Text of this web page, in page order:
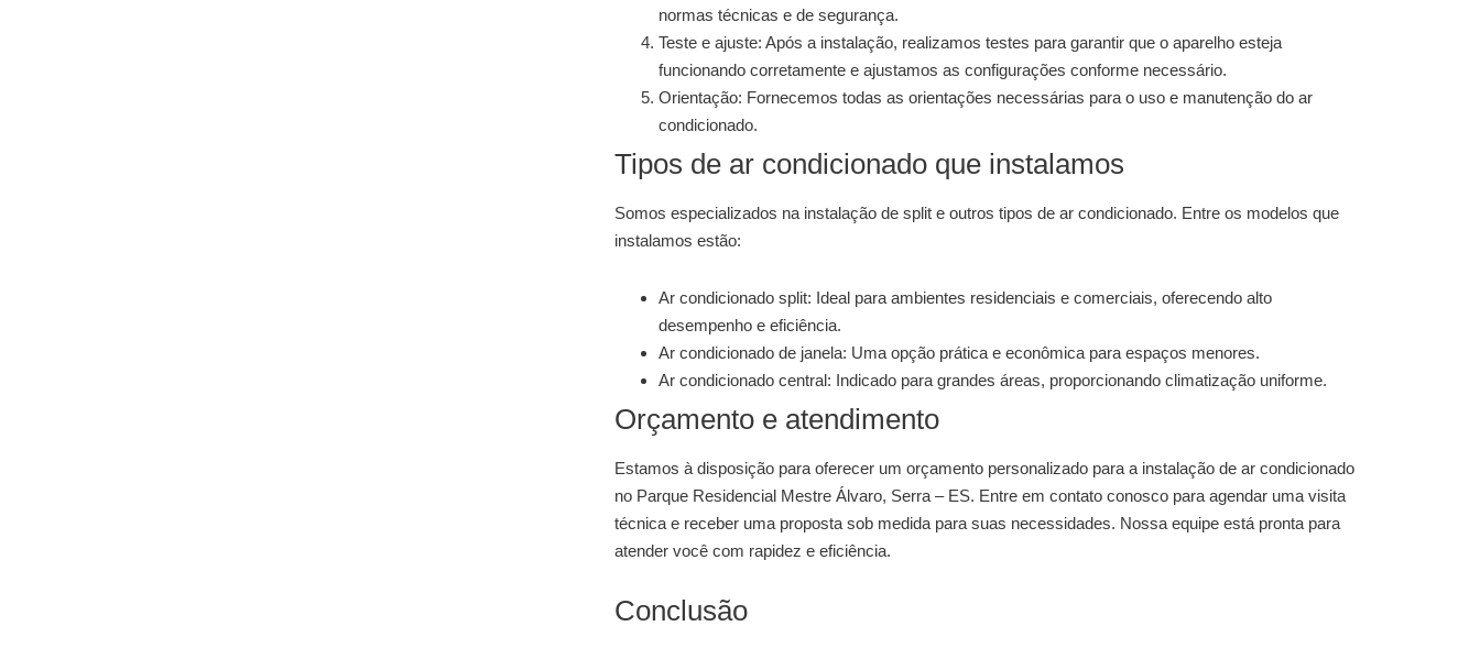
normas técnicas e de segurança.
Teste e ajuste: Após a instalação, realizamos testes para garantir que o aparelho esteja
funcionando corretamente e ajustamos as configurações conforme necessário.
Orientação: Fornecemos todas as orientações necessárias para o uso e manutenção do ar
condicionado.
Tipos de ar condicionado que instalamos
Somos especializados na instalação de split e outros tipos de ar condicionado. Entre os modelos que
instalamos estão:
Ar condicionado split: Ideal para ambientes residenciais e comerciais, oferecendo alto
desempenho e eficiência.
Ar condicionado de janela: Uma opção prática e econômica para espaços menores.
Ar condicionado central: Indicado para grandes áreas, proporcionando climatização uniforme.
Orçamento e atendimento
Estamos à disposição para oferecer um orçamento personalizado para a instalação de ar condicionado
no Parque Residencial Mestre Álvaro, Serra – ES. Entre em contato conosco para agendar uma visita
técnica e receber uma proposta sob medida para suas necessidades. Nossa equipe está pronta para
atender você com rapidez e eficiência.
Conclusão